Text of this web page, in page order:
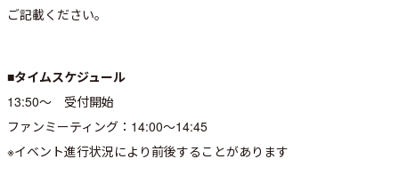
ご記載ください。
■タイムスケジュール
13:50～ 受付開始
ファンミーティング：14:00～14:45
※イベント進行状況により前後することがあります